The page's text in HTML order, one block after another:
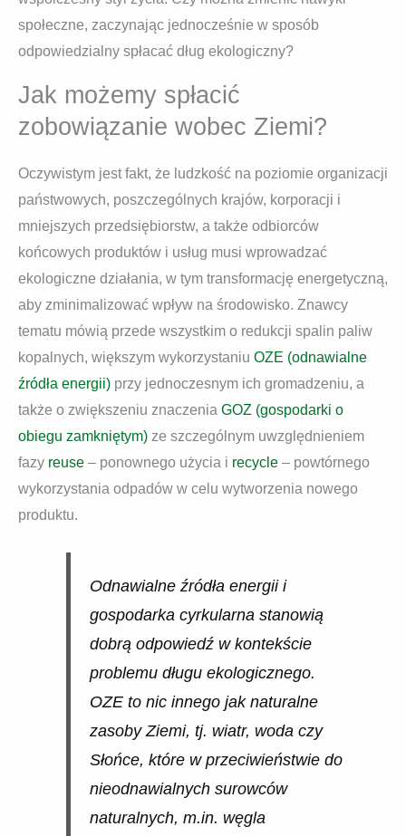
społeczne, zaczynając jednocześnie w sposób
odpowiedzialny spłacać dług ekologiczny?
Jak możemy spłacić
zobowiązanie wobec Ziemi?
Oczywistym jest fakt, że ludzkość na poziomie organizacji
państwowych, poszczególnych krajów, korporacji i
mniejszych przedsiębiorstw, a także odbiorców
końcowych produktów i usług musi wprowadzać
ekologiczne działania, w tym transformację energetyczną,
aby zminimalizować wpływ na środowisko. Znawcy
tematu mówią przede wszystkim o redukcji spalin paliw
kopalnych, większym wykorzystaniu OZE (odnawialne
źródła energii) przy jednoczesnym ich gromadzeniu, a
także o zwiększeniu znaczenia GOZ (gospodarki o
obiegu zamkniętym) ze szczególnym uwzględnieniem
fazy reuse – ponownego użycia i recycle – powtórnego
wykorzystania odpadów w celu wytworzenia nowego
produktu.
Odnawialne źródła energii i
gospodarka cyrkularna stanowią
dobrą odpowiedź w kontekście
problemu długu ekologicznego.
OZE to nic innego jak naturalne
zasoby Ziemi, tj. wiatr, woda czy
Słońce, które w przeciwieństwie do
nieodnawialnych surowców
naturalnych, m.in. węgla